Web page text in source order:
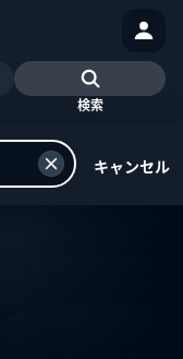
検索
キャンセル